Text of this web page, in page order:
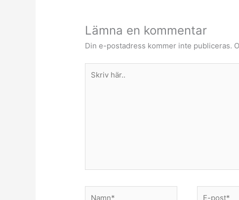
Lämna en kommentar
Din e-postadress kommer inte publiceras.
här..